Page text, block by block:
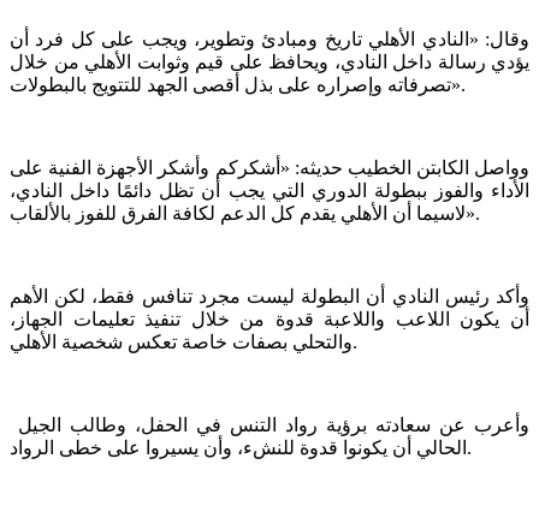
وقال: «النادي الأهلي تاريخ ومبادئ وتطوير، ويجب على كل فرد أن
يؤدي رسالة داخل النادي، ويحافظ على قيم وثوابت الأهلي من خلال
تصرفاته وإصراره على بذل أقصى الجهد للتتويج بالبطولات».
وواصل الكابتن الخطيب حديثه: «أشكركم وأشكر الأجهزة الفنية على
الأداء والفوز ببطولة الدوري التي يجب أن تظل دائمًا داخل النادي،
لاسيما أن الأهلي يقدم كل الدعم لكافة الفرق للفوز بالألقاب».
وأكد رئيس النادي أن البطولة ليست مجرد تنافس فقط، لكن الأهم
أن يكون اللاعب واللاعبة قدوة من خلال تنفيذ تعليمات الجهاز،
والتحلي بصفات خاصة تعكس شخصية الأهلي.
الحالي أن يكونوا قدوة للنشء، وأن يسيروا على خطى الرواد.